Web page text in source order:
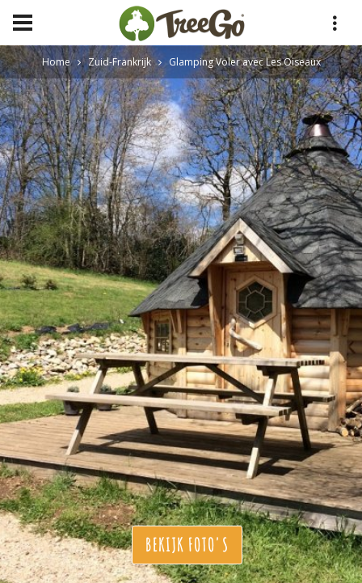
Home Zuid-Frankrijk Glamping Voler avec Les Oiseaux
BEKIJK FOTO'S